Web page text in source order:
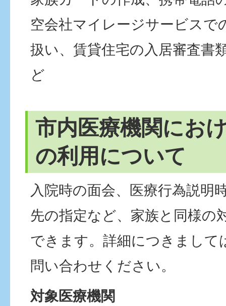
空会社マイレージサービスで
扱い、賃貸住宅の入居審査書
ど
市内医療機関にお
の利用について
入院時の面会、医療行為説明
先の指定など、家族と同様の
できます。詳細につきまして
問い合わせください。
対象医療機関